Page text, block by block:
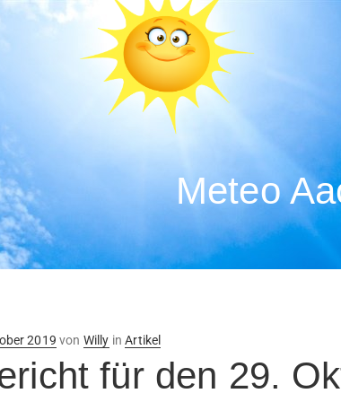
Meteo
2019 von Willy inArtikel
für den 29.